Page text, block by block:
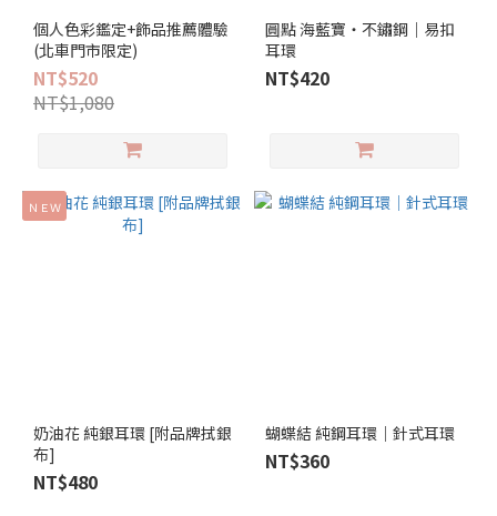
個人色彩鑑定+飾品推薦體驗
(北車門市限定)
NT$520
NT$1,080
圓點 海藍寶‧不鏽鋼｜易扣
耳環
NT$420
ＮＥＷ
奶油花 純銀耳環 [附品牌拭銀
布]
NT$480
蝴蝶結 純鋼耳環│針式耳環
NT$360